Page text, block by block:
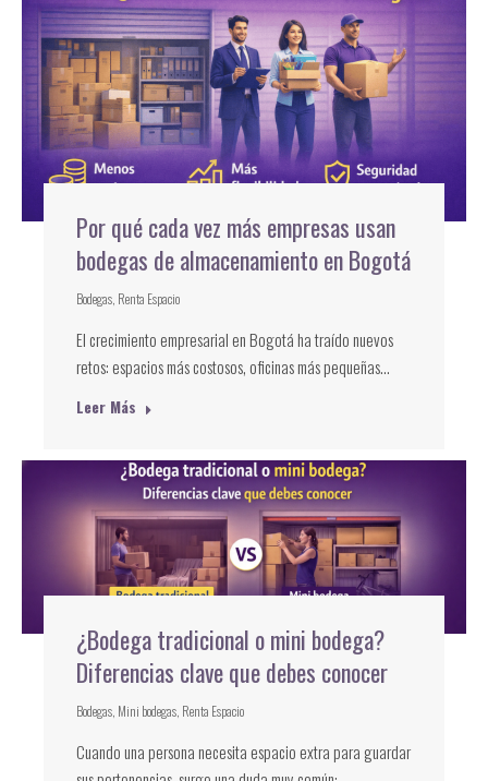
Por qué cada vez más empresas usan
bodegas de almacenamiento en Bogotá
Bodegas Renta Espacio
El crecimiento empresarial en Bogotá ha traído nuevos
retos: espacios más costosos, oficinas más pequeñas…
Leer Más
¿Bodega tradicional o mini bodega?
Diferencias clave que debes conocer
Bodegas, Mini bodegas, Renta Espacio
Cuando una persona necesita espacio extra para guardar